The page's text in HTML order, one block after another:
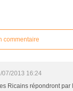
commentaire
07/2013 16:24
Ricains répondront par